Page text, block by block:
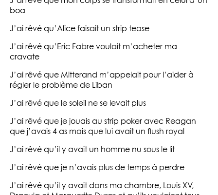
boa
J’ai rêvé qu’Alice faisait un strip tease
J’ai rêvé qu’Eric Fabre voulait m’acheter ma
cravate
J’ai rêvé que Mitterand m’appelait pour l’aider à
régler le problème de Liban
J’ai rêvé que le soleil ne se levait plus
J’ai rêvé que je jouais au strip poker avec Reagan
que j’avais 4 as mais que lui avait un flush royal
J’ai rêvé qu’il y avait un homme nu sous le lit
J’ai rêvé que je n’avais plus de temps à perdre
J’ai rêvé qu’il y avait dans ma chambre, Louis XV,